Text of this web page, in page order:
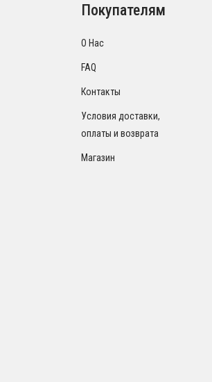
Покупателям
О Нас
FAQ
Контакты
Условия доставки,
оплаты и возврата
Магазин